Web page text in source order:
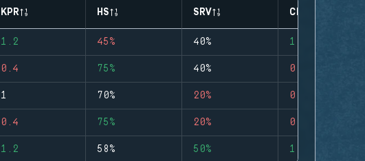
KPR HS SRV CLUTCHES
1.2 45% 40% 1
0.4 75% 40% 0
1 70% 20% 0
0.4 75% 20% 0
1.2 58% 50% 1